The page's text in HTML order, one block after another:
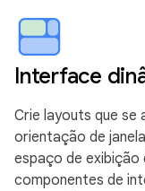
Interface
Crie layouts que se
orientação de
espaço de exibição
componentes de